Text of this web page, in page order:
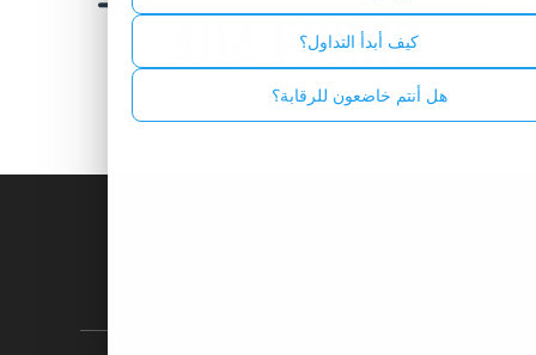
Portuguese - Português
Russian - Русский
Spanish - Español
كيف أبدأ التداول؟
هل أنتم خاضعون للرقابة؟